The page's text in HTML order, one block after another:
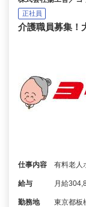
正社員
介護職員募集！
仕事内容 有料老人
給与 月給
勤務地
東京都板